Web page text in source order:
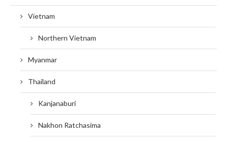
Vietnam
Northern Vietnam
Myanmar
Thailand
Kanjanaburi
Nakhon Ratchasima